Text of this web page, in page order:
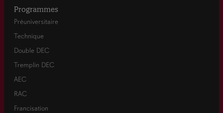
Programmes
Préuniversitaire
Technique
Double DEC
Tremplin DEC
AEC
RAC
Francisation